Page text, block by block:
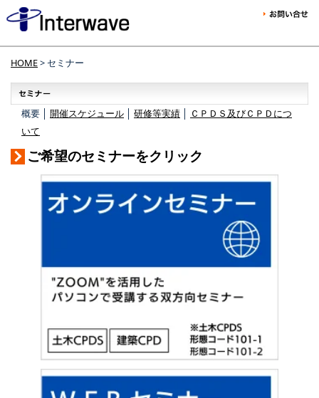
HOME> セミナー
概要 │ 開催スケジュール 研修等実績
ＣＰＤＳ及びＣＰＤにつ
いて
ご希望のセミナーをクリック